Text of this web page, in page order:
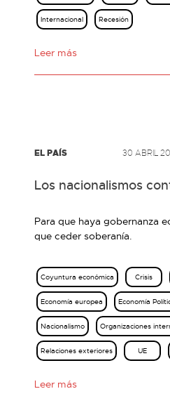
Internacional Recesión
Leer más
EL PAÍS 30 ABRIL
Los nacionalismos
Para que haya gobernanza
que ceder soberanía.
Coyuntura económica Crisis
Economía europea Economía
Nacionalismo Organizaciones
Relaciones exteriores UE
Leer más